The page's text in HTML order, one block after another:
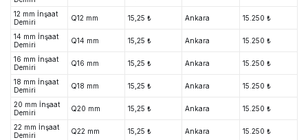
12 mm İnşaat
Demiri
Q12 mm 15,25 ₺ Ankara 15.250 ₺
14 mm İnşaat
Demiri
Q14 mm 15,25 ₺ Ankara 15.250 ₺
16 mm İnşaat
Demiri
Q16 mm 15,25 ₺ Ankara 15.250 ₺
18 mm İnşaat
Demiri
Q18 mm 15,25 ₺ Ankara 15.250 ₺
20 mm İnşaat
Demiri
Q20 mm 15,25 ₺ Ankara 15.250 ₺
22 mm İnşaat
Demiri
Q22 mm 15,25 ₺ Ankara 15.250 ₺